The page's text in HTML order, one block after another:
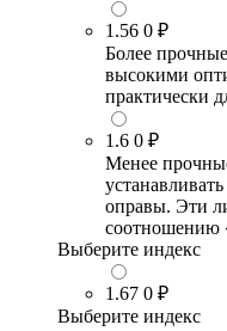
1.56 0 ₽
Более
высокими
практически
1.6 0 ₽
Менее
оправы. Эти
соотношению
Выберите индекс
1.67 0 ₽
Выберите индекс